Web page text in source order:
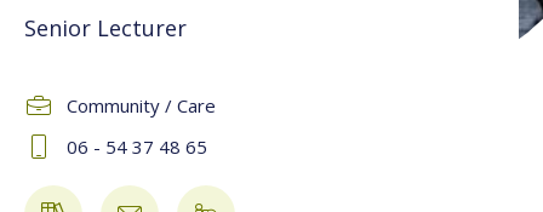
Senior Lecturer
Community / Care
06 - 54 37 48 65